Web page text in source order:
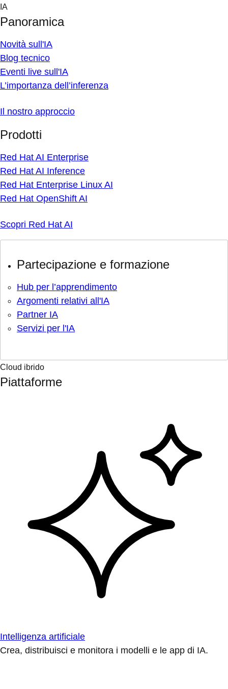
Skip
content
IA
Panoramica
Novità sull'IA
Blog tecnico
Eventi live sull'IA
L’importanza dell’inferenza
Il nostro approccio
Prodotti
Red Hat AI Enterprise
Red Hat AI Inference
Red Hat Enterprise Linux AI
Red Hat OpenShift AI
Scopri Red Hat AI
Partecipazione e formazione
Hub per l’apprendimento
Argomenti relativi all'IA
Partner IA
Servizi per l'IA
Cloud ibrido
Piattaforme
Intelligenza artificiale
Crea, distribuisci e monitora i modelli e le app di IA.